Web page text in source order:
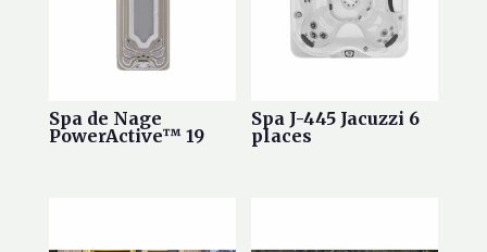
Spa de Nage
PowerActive™ 19
Spa J-445 Jacuzzi 6
places